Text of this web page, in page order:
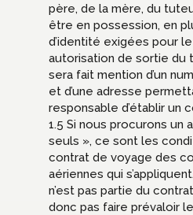
père, de la mère, du
être en possession, en
d’identité exigées pour le
autorisation de sortie du
sera fait mention d’un
et d’une adresse
responsable d’établir un
1.5 Si nous procurons un
seuls », ce sont les
contrat de voyage des
aériennes qui
n’est pas partie du
donc pas faire prévaloir